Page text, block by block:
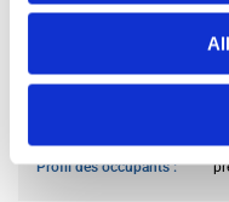
À PROPOS DES
Profil des occupants